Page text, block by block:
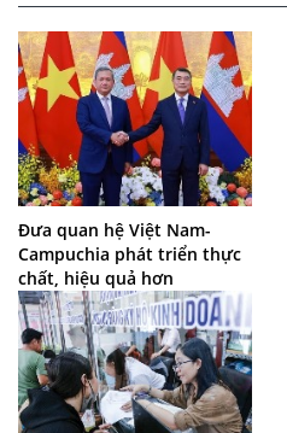
Đưa quan hệ Việt Nam-
Campuchia phát triển thực
chất, hiệu quả hơn